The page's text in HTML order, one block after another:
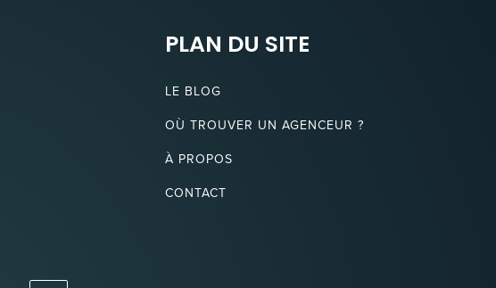
PLAN DU SITE
LE BLOG
OÙ TROUVER UN AGENCEUR ?
À PROPOS
CONTACT